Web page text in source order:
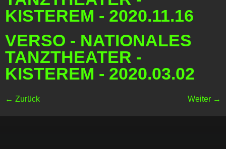
KISTEREM - 2020.11.16
VERSO - NATIONALES
TANZTHEATER -
KISTEREM - 2020.03.02
← Zurück Weiter →